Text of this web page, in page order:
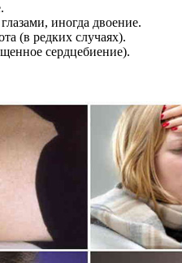
иногда двоение.
(в редких случаях).
сердцебиение).